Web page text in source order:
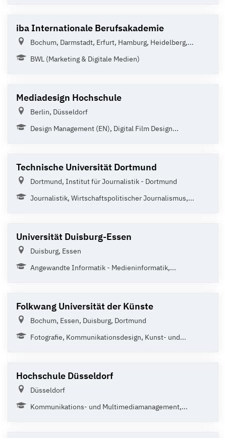
iba Internationale Berufsakademie
Bochum, Darmstadt, Erfurt, Hamburg, Heidelberg,...
BWL (Marketing & Digitale Medien)
Mediadesign Hochschule
Berlin, Düsseldorf
Design Management (EN), Digital Film Design...
Technische Universität Dortmund
Dortmund, Institut für Journalistik - Dortmund
Journalistik, Wirtschaftspolitischer Journalismus,...
Universität Duisburg-Essen
Duisburg, Essen
Angewandte Informatik - Medieninformatik,...
Folkwang Universität der Künste
Bochum, Essen, Duisburg, Dortmund
Fotografie, Kommunikationsdesign, Kunst- und...
Hochschule Düsseldorf
Düsseldorf
Kommunikations- und Multimediamanagement,...